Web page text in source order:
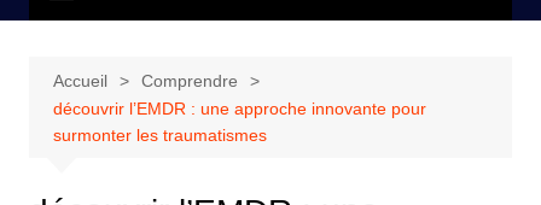
Accueil
Comprendre
découvrir l’EMDR : une approche innovante pour
surmonter les traumatismes